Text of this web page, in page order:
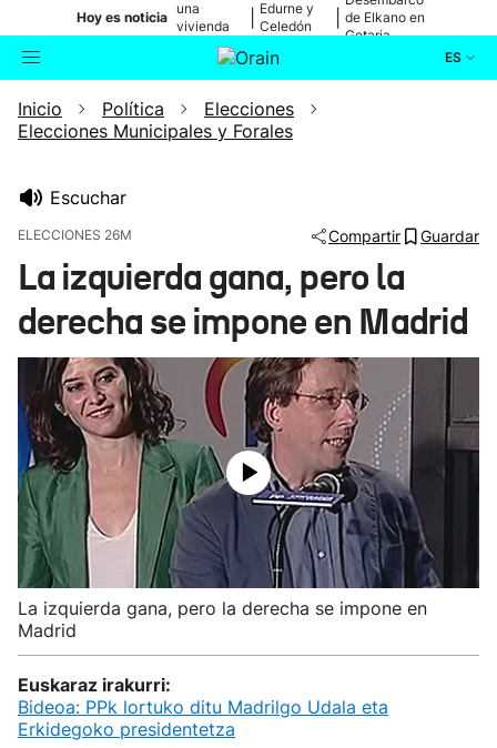
Hoy es noticia
una
vivienda
de Bilbao
Edurne y
Celedón
de Elkano en
Getaria
ES
Buscador Actualidad
Ikusmiran
Eguraldia
Inicio Política
Elecciones
Elecciones Municipales y Forales
Escuchar
ELECCIONES 26M Compartir Guardar
La izquierda gana, pero la
derecha se impone en Madrid
La izquierda gana, pero la derecha se impone en
Madrid
Euskaraz irakurri:
Bideoa: PPk lortuko ditu Madrilgo Udala eta
Erkidegoko presidentetza